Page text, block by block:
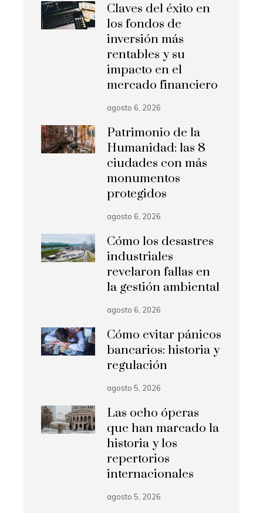
Claves del éxito en
los fondos de
inversión más
rentables y su
impacto en el
mercado financiero
agosto 6, 2026
Patrimonio de la
Humanidad: las 8
ciudades con más
monumentos
protegidos
agosto 6, 2026
Cómo los desastres
industriales
revelaron fallas en
la gestión ambiental
agosto 6, 2026
Cómo evitar pánicos
bancarios: historia y
regulación
agosto 5, 2026
Las ocho óperas
que han marcado la
historia y los
repertorios
internacionales
agosto 5, 2026